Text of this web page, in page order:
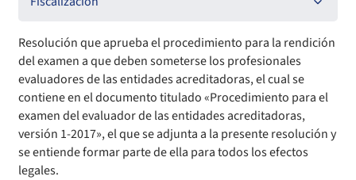
Convenios de colaboración
Declaración de patrimonio e intereses de autoridades
Decreta reserva o secreto según Ley N° 20.285
Estructura Orgánica
Compendio de Archivos Maestros
Compendio Información
Compendio Instrumentos Contractuales
Compendio Procedimientos
Informes de fiscalización
Sanciones aplicadas
Sanciones a Entidades Acreditadoras
Sanciones Agentes de Ventas
Resolución que aprueba el procedimiento para la rendición
del examen a que deben someterse los profesionales
evaluadores de las entidades acreditadoras, el cual se
contiene en el documento titulado «Procedimiento para el
examen del evaluador de las entidades acreditadoras,
versión 1-2017», el que se adjunta a la presente resolución y
se entiende formar parte de ella para todos los efectos
legales.